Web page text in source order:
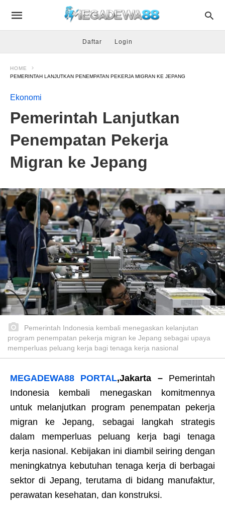
Daftar Login
HOME
PEMERINTAH LANJUTKAN PENEMPATAN PEKERJA MIGRAN KE JEPANG
Ekonomi
Pemerintah Lanjutkan
Penempatan Pekerja
Migran ke Jepang
Pemerintah Indonesia kembali menegaskan kelanjutan
program penempatan pekerja migran ke Jepang sebagai upaya
memperluas peluang kerja bagi tenaga kerja nasional
MEGADEWA88 PORTAL,Jakarta – Pemerintah
Indonesia kembali menegaskan komitmennya
untuk melanjutkan program penempatan pekerja
migran ke Jepang, sebagai langkah strategis
dalam memperluas peluang kerja bagi tenaga
kerja nasional. Kebijakan ini diambil seiring dengan
meningkatnya kebutuhan tenaga kerja di berbagai
sektor di Jepang, terutama di bidang manufaktur,
perawatan kesehatan, dan konstruksi.